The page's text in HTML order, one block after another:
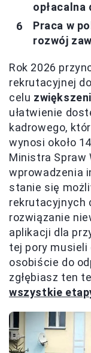
opłacalna
Praca w
rozwój
Rok 2026
rekrutacyjnej
celu
ułatwienie
kadrowego,
wynosi około
Ministra Spraw
wprowadzenia
stanie się
rekrutacyjnych
rozwiązanie
aplikacji dla
tej pory
osobiście do
zgłębiasz ten
wszystkie